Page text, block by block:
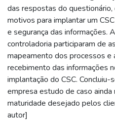
das respostas do
motivos para implantar um
e segurança das informações.
controladoria participaram de
mapeamento dos processos e
recebimento das informações
implantação do CSC.
empresa estudo de caso ainda
maturidade desejado pelos
autor]